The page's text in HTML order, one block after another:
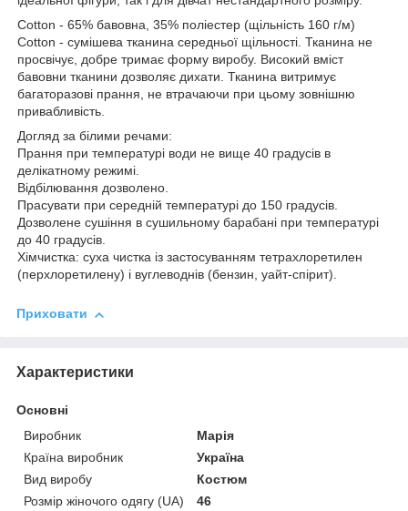
Cotton - 65% бавовна, 35% поліестер (щільність 160 г/м)
Cotton - сумішева тканина середньої щільності. Тканина не
просвічує, добре тримає форму виробу. Високий вміст
бавовни тканини дозволяє дихати. Тканина витримує
багаторазові прання, не втрачаючи при цьому зовнішню
привабливість.
Догляд за білими речами:
Прання при температурі води не вище 40 градусів в
делікатному режимі.
Відбілювання дозволено.
Прасувати при середній температурі до 150 градусів.
Дозволене сушіння в сушильному барабані при температурі
до 40 градусів.
Хімчистка: суха чистка із застосуванням тетрахлоретилен
(перхлоретилену) і вуглеводнів (бензин, уайт-спірит).
Приховати
Характеристики
Основні
Виробник
Марія
Країна виробник
Україна
Вид виробу
Костюм
Розмір жіночого одягу (UA)
46